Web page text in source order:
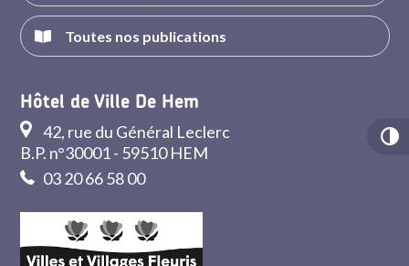
Toutes nos publications
Hôtel de Ville De Hem
42, rue du Général Leclerc
B.P. n°30001 - 59510 HEM
03 20 66 58 00